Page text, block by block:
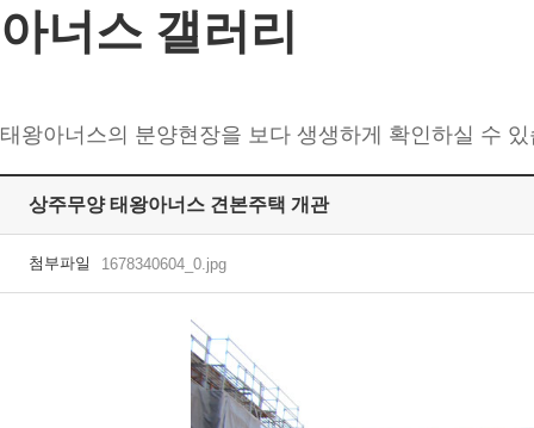
아너스 갤러리
태왕아너스의 분양현장을 보다 생생하게 확인하실 수
상주무양 태왕아너스 견본주택 개관
첨부파일 1678340604_0.jpg